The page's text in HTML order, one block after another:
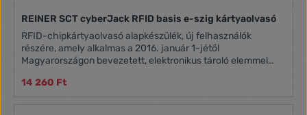
REINER SCT cyberJack RFID basis e-szig kártyaolvasó
RFID-chipkártyaolvasó alapkészülék, új felhasználók
részére, amely alkalmas a 2016. január 1-jétől
Magyarországon bevezetett, elektronikus tároló elemmel
elektronikus úton történő használatához.
Rendszerkövetelmények: Internetkapcsolat | Támogatott
14 260 Ft